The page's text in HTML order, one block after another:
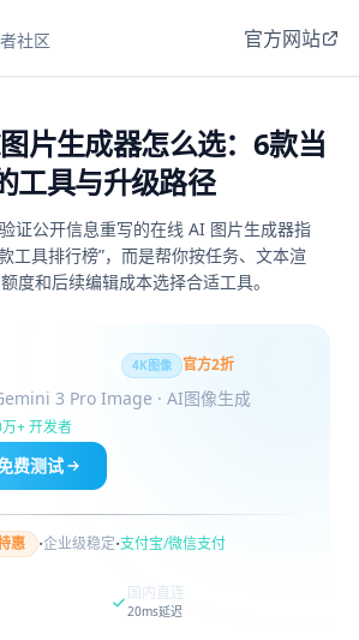
社区 官方网站
片生成器怎么选：6款当
工具与升级路径
证公开信息重写的在线 AI 图片生成器指
工具排行榜”，而是帮你按任务、文本渲
度和后续编辑成本选择合适工具。
4K图像 官方2折
3 Pro Image · AI图像生成
+ 开发者
费测试
惠 ·企业级稳定·支付宝/微信支付
国内直连
20ms延迟